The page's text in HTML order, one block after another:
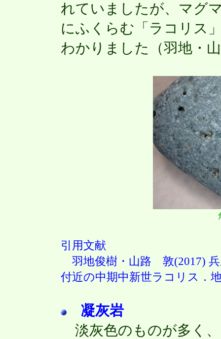
れていましたが、マグ
にふくらむ「ラコリス
わかりました（羽地・
引用文献
羽地俊樹・山路 敦(2017) 兵
付近の中期中新世ラコリス．
凝灰岩
淡灰色のものが多く